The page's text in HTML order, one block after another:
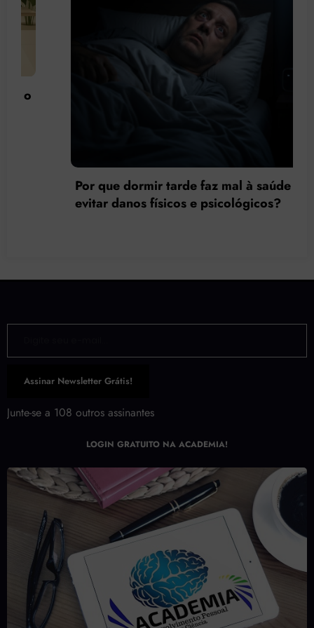
LOGIN GRATUITO NA ACADEMIA!
Academia Acompanhamento Terapêutico Acupuntura ansiedade